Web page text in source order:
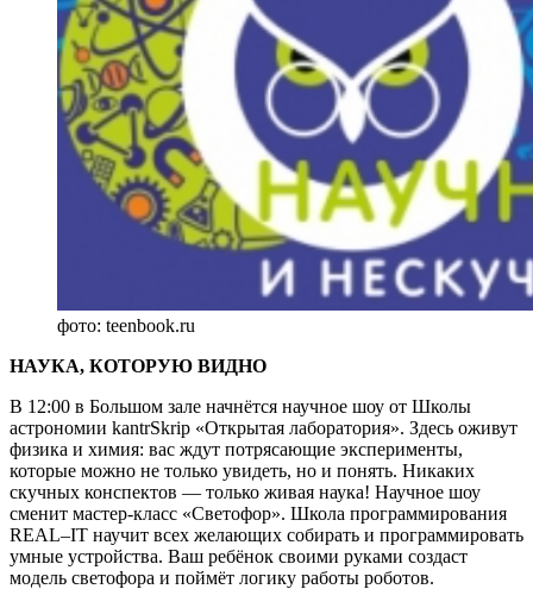
фото: teenbook.ru
НАУКА, КОТОРУЮ ВИДНО
В 12:00 в Большом зале начнётся научное шоу от Школы
астрономии kantrSkrip «Открытая лаборатория». Здесь оживут
физика и химия: вас ждут потрясающие эксперименты,
которые можно не только увидеть, но и понять. Никаких
скучных конспектов — только живая наука! Научное шоу
сменит мастер-класс «Светофор». Школа программирования
REAL–IT научит всех желающих собирать и программировать
умные устройства. Ваш ребёнок своими руками создаст
модель светофора и поймёт логику работы роботов.